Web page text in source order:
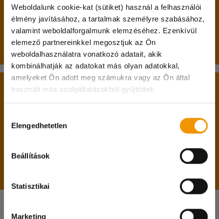
Weboldalunk cookie-kat (sütiket) használ a felhasználói
élmény javításához, a tartalmak személyre szabásához,
valamint weboldalforgalmunk elemzéséhez. Ezenkívül
elemező partnereinkkel megosztjuk az Ön
weboldalhasználatra vonatkozó adatait, akik
kombinálhatják az adatokat más olyan adatokkal,
amelyeket Ön adott meg számukra vagy az Ön által
használt más szolgáltatásokból gyűjtöttek.
kiválasztása
Elengedhetetlen
Beállítások
Statisztikai
Marketing
Kedves diákok!
A hőségriadóra való tekintettel 07.31. és 08.04.
között irodánk zárva tart!
A diakmunka@student.hu e-mail címen és a
alatt is elértek minket, viszont csak online
ügyintézésre lesz lehetőség.
Megértéseteket köszönjük!
betöltött 17. életév;
nappali tagozatos hallgatói jogviszony.
Passzív féléves hallgatók jelentkezését is várjuk!
A belépéshez feltétlenül hozd magaddal:
lakcímkártyádat;
TAJ kártyádat;